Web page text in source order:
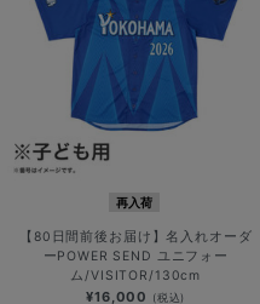
再入荷
【80日間前後お届け】名入れオーダ
ーPOWER SEND ユニフォー
ム/VISITOR/130cm
¥16,000 (税込)